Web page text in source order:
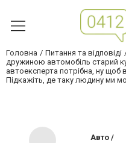
Головна Питання та відповіді
дружиною автомобіль старий
автоексперта потрібна, ну щоб
Підкажіть, де таку людину ми
Авто /